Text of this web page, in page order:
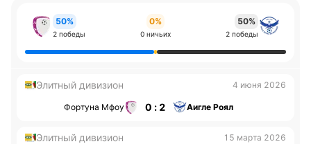
50%
2 победы
0%
0 ничьих
50%
2 победы
Элитный дивизион 4 июня 2026
Фортуна Мфоу 0 : 2 Аигле Роял
Элитный дивизион 15 марта 2026